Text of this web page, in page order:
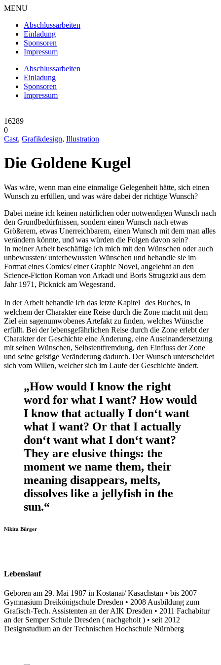
MENU
Abschlussarbeiten
Einladung
Sponsoren
Impressum
Abschlussarbeiten
Einladung
Sponsoren
Impressum
16289
0
Cast, Grafikdesign, Illustration
Die Goldene Kugel
Wunsch zu erfüllen, und was wäre dabei der richtige Wunsch?
Dabei meine ich keinen natürlichen oder notwendigen Wunsch nach
den Grundbedürfnissen, sondern einen Wunsch nach etwas
Größerem, etwas Unerreichbarem, einen Wunsch mit dem man alles
verändern könnte, und was würden die Folgen davon sein?
unbewussten/ unterbewussten Wünschen und behandle sie im
Format eines Comics/ einer Graphic Novel, angelehnt an den
Science-Fiction Roman von Arkadi und Boris Strugazki aus dem
Jahr 1971, Picknick am Wegesrand.
welchem der Charakter eine Reise durch die Zone macht mit dem
Ziel ein sagenumwobenes Artefakt zu finden, welches Wünsche
erfüllt. Bei der lebensgefährlichen Reise durch die Zone erlebt der
Charakter der Geschichte eine Änderung, eine Auseinandersetzung
mit seinen Wünschen, Selbstentfremdung, den Einfluss der Zone
und seine geistige Veränderung dadurch. Der Wunsch unterscheidet
sich vom Willen, welcher sich im Laufe der Geschichte ändert.
„How would I know the right
word for what I want? How would
I know that actually I don‘t want
what I want? Or that I actually
don‘t want what I don‘t want?
They are elusive things: the
moment we name them, their
meaning disappears, melts,
dissolves like a jellyfish in the
sun.“
Nikita Bürger
Lebenslauf
Geboren am 29. Mai 1987 in Kostanai/ Kasachstan • bis 2007
Gymnasium Dreikönigschule Dresden • 2008 Ausbildung zum
Grafisch-Tech. Assistenten an der AIK Dresden • 2011 Fachabitur
an der Semper Schule Dresden ( nachgeholt ) • seit 2012
Designstudium an der Technischen Hochschule Nürnberg